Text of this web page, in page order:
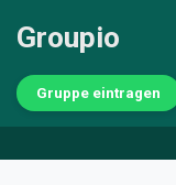
Groupio
Gruppe eintragen